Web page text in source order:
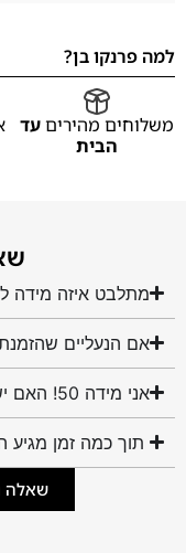
למה פרנקו בן?
משלוחים מהיריםעד
הבית
מתלבט איזה מידה
אם הנעליים
אני מידה 50! האם יש לכם נעליים במידה שלי?
תוך כמה זמן מגיע
שאלה